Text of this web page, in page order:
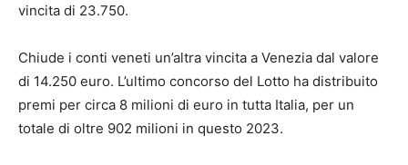
vincita di 23.750.
Chiude i conti veneti un’altra vincita a Venezia dal valore
di 14.250 euro. L’ultimo concorso del Lotto ha distribuito
premi per circa 8 milioni di euro in tutta Italia, per un
totale di oltre 902 milioni in questo 2023.